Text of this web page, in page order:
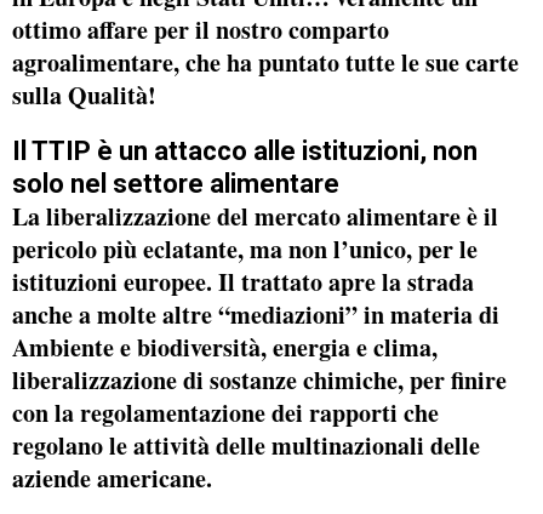
ottimo affare per il nostro comparto
agroalimentare, che ha puntato tutte le sue carte
sulla Qualità!
Il TTIP è un attacco alle istituzioni, non
solo nel settore alimentare
La liberalizzazione del mercato alimentare è il
pericolo più eclatante, ma non l’unico, per le
istituzioni europee. Il trattato apre la strada
anche a molte altre “mediazioni” in materia di
Ambiente e biodiversità, energia e clima,
liberalizzazione di sostanze chimiche, per finire
con la regolamentazione dei rapporti che
regolano le attività delle multinazionali delle
aziende americane.